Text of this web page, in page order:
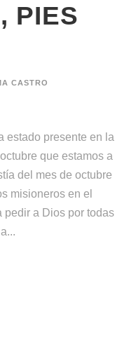
PIES
CASTRO
estado presente en la
que estamos a
del mes de octubre
misioneros en el
pedir a Dios por todas